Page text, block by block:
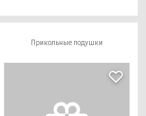
Прикольные подушки